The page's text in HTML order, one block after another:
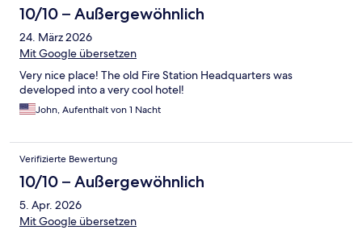
10/10 – Außergewöhnlich
24. März 2026
Mit Google übersetzen
Very nice place! The old Fire Station Headquarters was
developed into a very cool hotel!
John, Aufenthalt von 1 Nacht
Verifizierte Bewertung
10/10 – Außergewöhnlich
5. Apr. 2026
Mit Google übersetzen